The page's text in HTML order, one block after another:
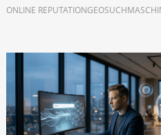
ONLINE REPUTATIONGEO